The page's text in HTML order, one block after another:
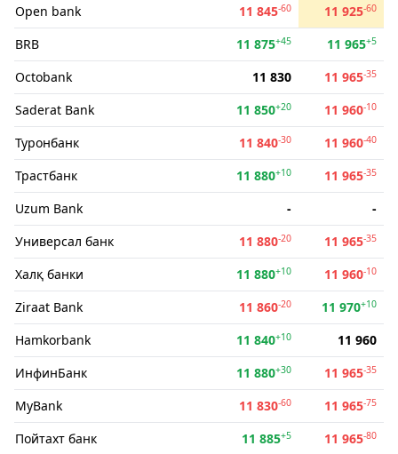
Open bank 11 845-60 11 925-60
BRB 11 875+45 11 965+5
Octobank 11 830 11 965-35
Saderat Bank 11 850+20 11 960-10
Туронбанк 11 840-30 11 960-40
Трастбанк 11 880+10 11 965-35
Uzum Bank -
-
Универсал банк
11 880-20 11 965-35
Халқ банки 11 880+10 11 960-10
Ziraat Bank 11 860-20 11 970+10
Hamkorbank 11 840+10
11 960
ИнфинБанк
11 880+30 11 965-35
MyBank 11 830-60 11 965-75
Пойтахт банк 11 885+5 11 965-80